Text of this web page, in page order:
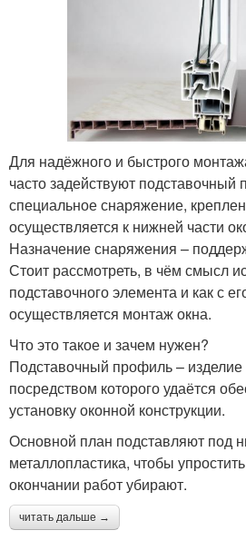
Для надёжного и быстрого
часто задействуют
специальное снаряжение,
осуществляется к нижней части
Назначение снаряжения –
Стоит рассмотреть, в чём смысл
подставочного элемента и как с
осуществляется монтаж окна.
Что это такое и зачем нужен?
Подставочный профиль – изделие
посредством которого удаётся
установку оконной конструкции.
Основной план подставляют под
металлопластика, чтобы
окончании работ убирают.
читать дальше →